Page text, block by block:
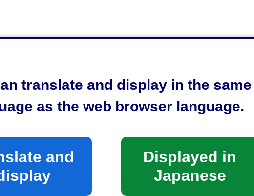
translate and display in the same
as the web browser language.
and
Displayed in
Japanese